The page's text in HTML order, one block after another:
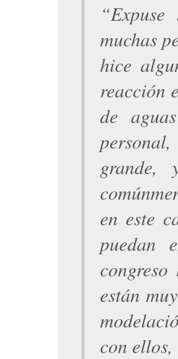
“
muchas
hice
reacción
de
grande,
en este
puedan
están
con ellos,